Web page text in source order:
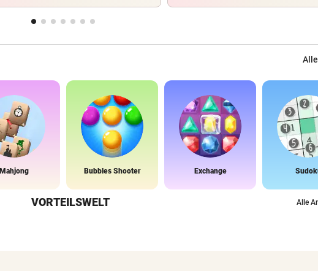
Mahjong Bubbles Shooter Exchange
VORTEILSWELT Alle